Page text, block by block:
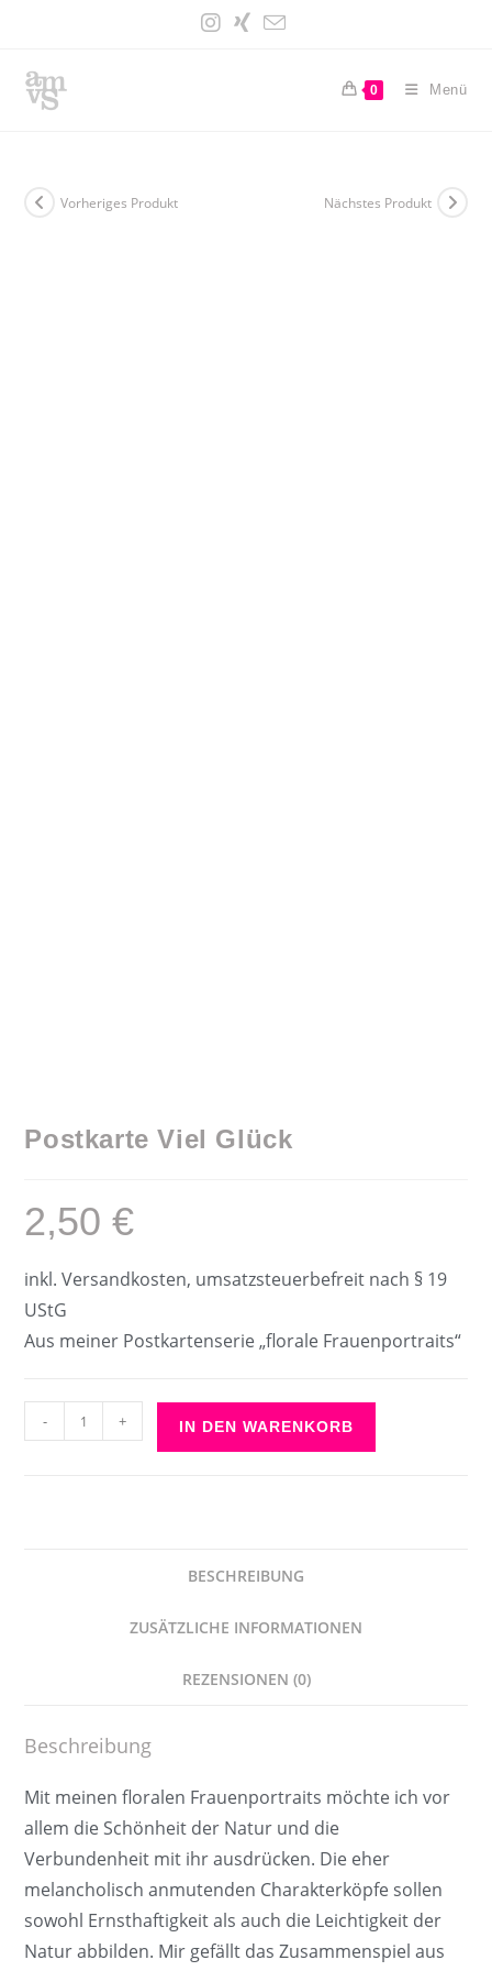
springen
0 Menü
Vorheriges Produkt Nächstes Produkt
Postkarte Viel Glück
2,50€
inkl. Versandkosten, umsatzsteuerbefreit nach § 19
UStG
Aus meiner Postkartenserie „florale Frauenportraits“
Postkarte
Viel
- + IN DEN WARENKORB
BESCHREIBUNG
ZUSÄTZLICHE INFORMATIONEN
REZENSIONEN (0)
Beschreibung
Mit meinen floralen Frauenportraits möchte ich vor
allem die Schönheit der Natur und die
Verbundenheit mit ihr ausdrücken. Die eher
melancholisch anmutenden Charakterköpfe sollen
sowohl Ernsthaftigkeit als auch die Leichtigkeit der
Natur abbilden. Mir gefällt das Zusammenspiel aus